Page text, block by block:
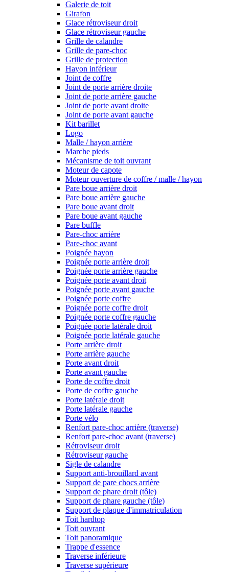
Galerie de toit
Girafon
Glace rétroviseur droit
Glace rétroviseur gauche
Grille de calandre
Grille de pare-choc
Grille de protection
Hayon inférieur
Joint de coffre
Joint de porte arrière droite
Joint de porte arrière gauche
Joint de porte avant droite
Joint de porte avant gauche
Kit barillet
Logo
Malle / hayon arrière
Marche pieds
Mécanisme de toit ouvrant
Moteur de capote
Moteur ouverture de coffre / malle / hayon
Pare boue arrière droit
Pare boue arrière gauche
Pare boue avant droit
Pare boue avant gauche
Pare buffle
Pare-choc arrière
Pare-choc avant
Poignée hayon
Poignée porte arrière droit
Poignée porte arrière gauche
Poignée porte avant droit
Poignée porte avant gauche
Poignée porte coffre
Poignée porte coffre droit
Poignée porte coffre gauche
Poignée porte latérale droit
Poignée porte latérale gauche
Porte arrière droit
Porte arrière gauche
Porte avant droit
Porte avant gauche
Porte de coffre droit
Porte de coffre gauche
Porte latérale droit
Porte latérale gauche
Porte vélo
Renfort pare-choc arrière (traverse)
Renfort pare-choc avant (traverse)
Rétroviseur droit
Rétroviseur gauche
Sigle de calandre
Support anti-brouillard avant
Support de pare chocs arrière
Support de phare droit (tôle)
Support de phare gauche (tôle)
Support de plaque d'immatriculation
Toit hardtop
Toit ouvrant
Toit panoramique
Trappe d'essence
Traverse inférieure
Traverse supérieure